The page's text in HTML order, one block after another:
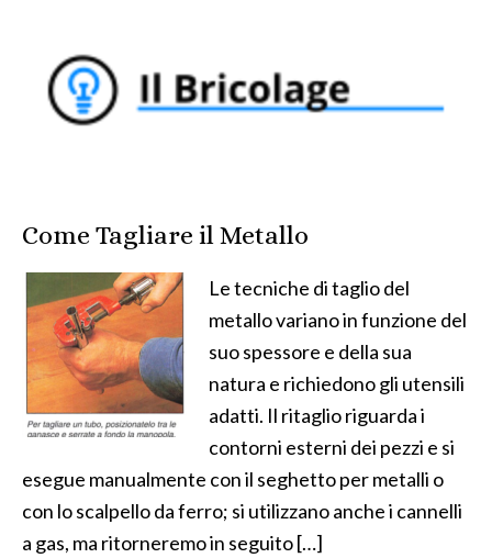
Come Tagliare il Metallo
Le tecniche di taglio del
metallo variano in funzione del
suo spessore e della sua
natura e richiedono gli utensili
adatti. Il ritaglio riguarda i
contorni esterni dei pezzi e si
esegue manualmente con il seghetto per metalli o
con lo scalpello da ferro; si utilizzano anche i cannelli
a gas, ma ritorneremo in seguito […]